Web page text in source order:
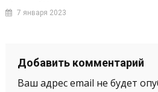
7 января 2023
Добавить комментарий
Ваш адрес email не будет